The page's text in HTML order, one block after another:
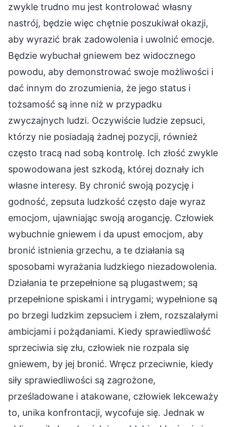
zwykle trudno mu jest kontrolować własny
nastrój, będzie więc chętnie poszukiwał okazji,
aby wyrazić brak zadowolenia i uwolnić emocje.
Będzie wybuchał gniewem bez widocznego
powodu, aby demonstrować swoje możliwości i
dać innym do zrozumienia, że jego status i
tożsamość są inne niż w przypadku
zwyczajnych ludzi. Oczywiście ludzie zepsuci,
którzy nie posiadają żadnej pozycji, również
często tracą nad sobą kontrolę. Ich złość zwykle
spowodowana jest szkodą, której doznały ich
własne interesy. By chronić swoją pozycję i
godność, zepsuta ludzkość często daje wyraz
emocjom, ujawniając swoją arogancję. Człowiek
wybuchnie gniewem i da upust emocjom, aby
bronić istnienia grzechu, a te działania są
sposobami wyrażania ludzkiego niezadowolenia.
Działania te przepełnione są plugastwem; są
przepełnione spiskami i intrygami; wypełnione są
po brzegi ludzkim zepsuciem i złem, rozszalałymi
ambicjami i pożądaniami. Kiedy sprawiedliwość
sprzeciwia się złu, człowiek nie rozpala się
gniewem, by jej bronić. Wręcz przeciwnie, kiedy
siły sprawiedliwości są zagrożone,
prześladowane i atakowane, człowiek lekceważy
to, unika konfrontacji, wycofuje się. Jednak w